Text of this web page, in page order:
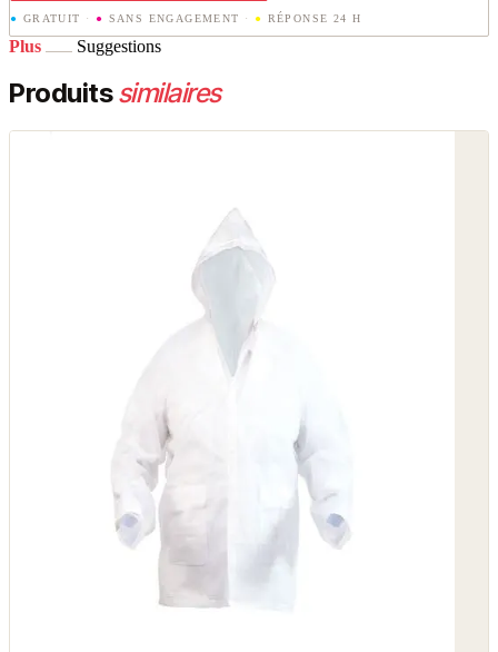
● GRATUIT · ● SANS ENGAGEMENT · ● RÉPONSE 24 H
Plus Suggestions
Produitssimilaires